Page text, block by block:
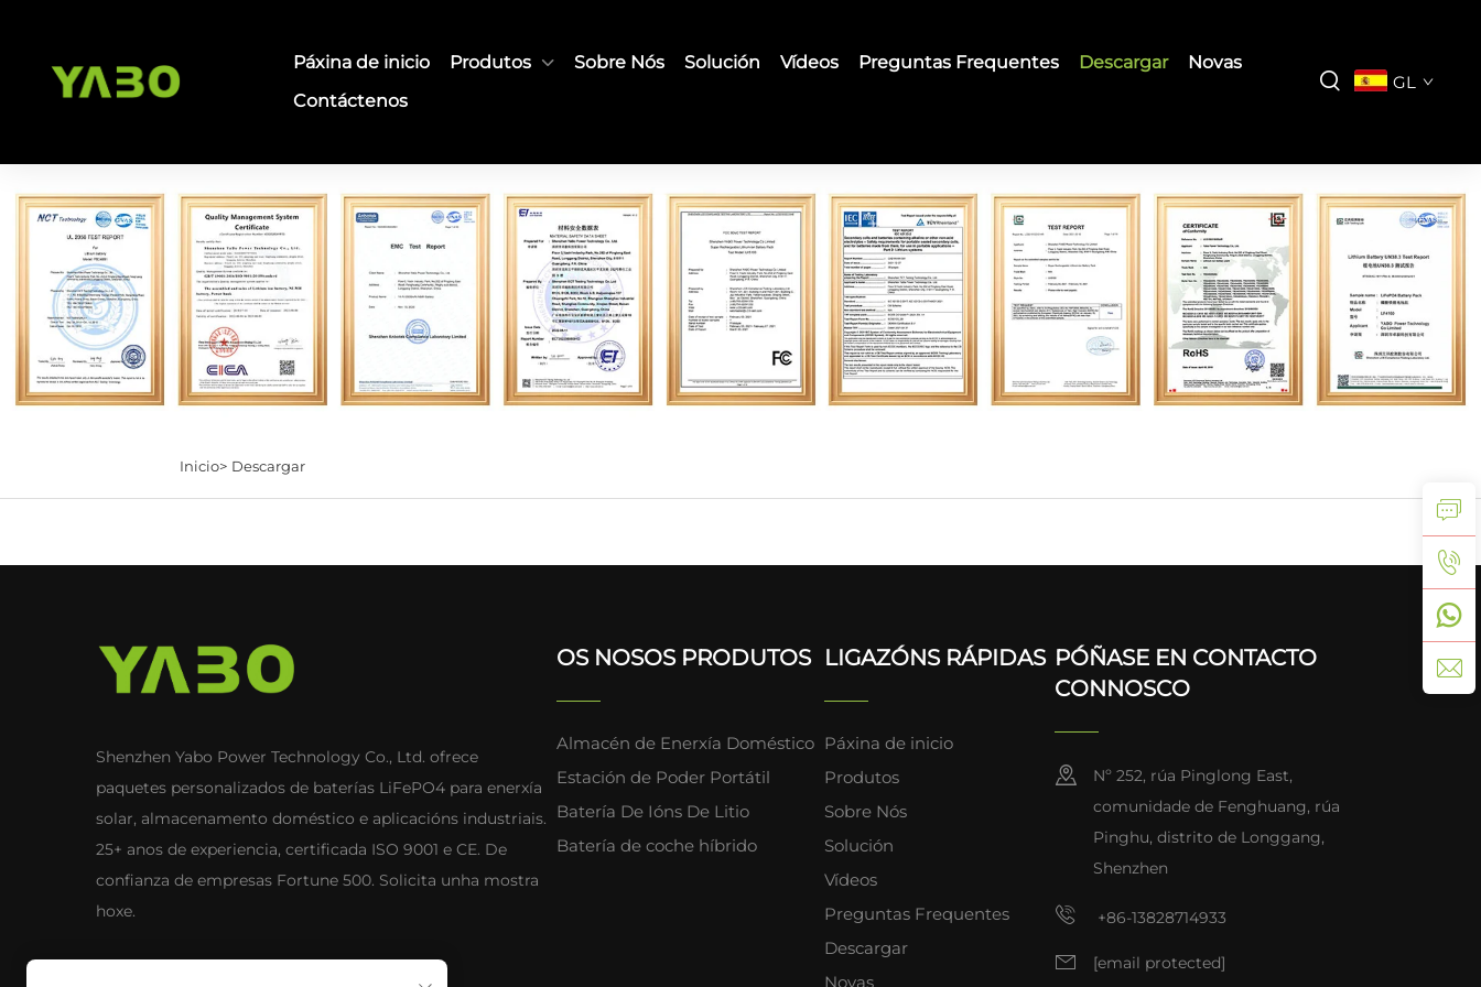
Páxina de inicio Produtos Sobre Nós Solución Vídeos Preguntas Frequentes Descargar
Novas
Contáctenos
GL
Inicio> Descargar
Shenzhen Yabo Power Technology Co., Ltd. ofrece
paquetes personalizados de baterías LiFePO4 para enerxía
solar, almacenamento doméstico e aplicacións industriais.
25+ anos de experiencia, certificada ISO 9001 e CE. De
confianza de empresas Fortune 500. Solicita unha mostra
hoxe.
OS NOSOS PRODUTOS
Almacén de Enerxía Doméstico
Estación de Poder Portátil
Batería De Ións De Litio
Batería de coche híbrido
LIGAZÓNS RÁPIDAS
Páxina de inicio
Produtos
Sobre Nós
Solución
Vídeos
Preguntas Frequentes
Descargar
Novas
PÓÑASE EN CONTACTO
CONNOSCO
Nº 252, rúa Pinglong East,
comunidade de Fenghuang, rúa
Pinghu, distrito de Longgang,
Shenzhen
+86-13828714933
[email protected]